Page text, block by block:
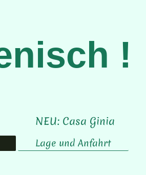
!
NEU: Casa Ginia
Lage und Anfahrt